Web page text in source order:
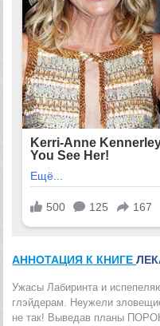
АННОТАЦИЯ К КНИГЕ
Ужасы Лабиринта и
глэйдерам. Неужели
не так! Выведав планы